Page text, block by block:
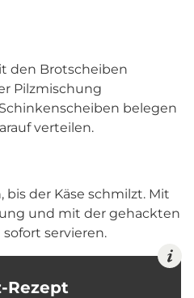
den Brotscheiben
Pilzmischung
belegen
verteilen.
der Käse schmilzt. Mit
und mit der gehackten
servieren.
Rezept